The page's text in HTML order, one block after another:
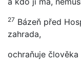
27 Bázeň před
zahrada,
ochraňuje